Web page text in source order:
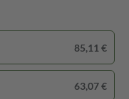
85,11 €
63,07 €